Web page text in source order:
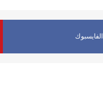
الفايسبوك